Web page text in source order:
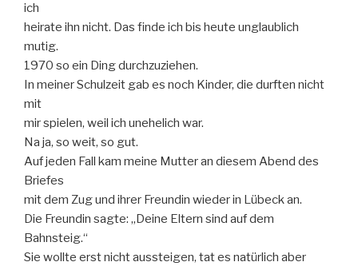
ich
heirate ihn nicht. Das finde ich bis heute unglaublich
mutig.
1970 so ein Ding durchzuziehen.
In meiner Schulzeit gab es noch Kinder, die durften nicht
mit
mir spielen, weil ich unehelich war.
Na ja, so weit, so gut.
Auf jeden Fall kam meine Mutter an diesem Abend des
Briefes
mit dem Zug und ihrer Freundin wieder in Lübeck an.
Die Freundin sagte: „Deine Eltern sind auf dem
Bahnsteig.“
Sie wollte erst nicht aussteigen, tat es natürlich aber